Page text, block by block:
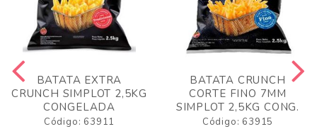
BATATA EXTRA
CRUNCH SIMPLOT 2,5KG
CONGELADA
Código: 63911
BATATA CRUNCH
CORTE FINO 7MM
SIMPLOT 2,5KG CONG.
Código: 63915